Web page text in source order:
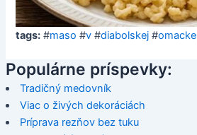
tags: #maso #v #diabolskej #omacke
Populárne príspevky:
Tradičný medovník
Viac o živých dekoráciách
Príprava rezňov bez tuku